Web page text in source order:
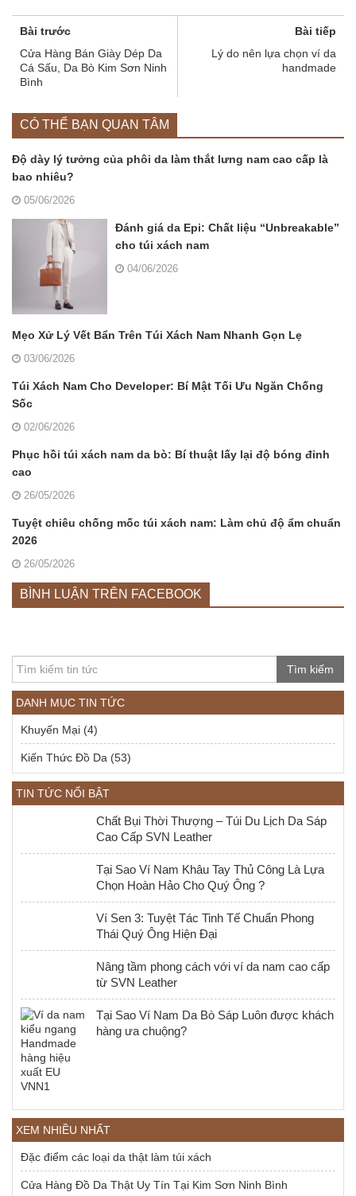
Bài trước
Cửa Hàng Bán Giày Dép Da
Cá Sấu, Da Bò Kim Sơn Ninh
Bình
Bài tiếp
Lý do nên lựa chọn ví da
handmade
CÓ THỂ BẠN QUAN TÂM
Độ dày lý tưởng của phôi da làm thắt lưng nam cao cấp là
bao nhiêu?
05/06/2026
Đánh giá da Epi: Chất liệu “Unbreakable”
cho túi xách nam
04/06/2026
Mẹo Xử Lý Vết Bẩn Trên Túi Xách Nam Nhanh Gọn Lẹ
03/06/2026
Túi Xách Nam Cho Developer: Bí Mật Tối Ưu Ngăn Chống
Sốc
02/06/2026
Phục hồi túi xách nam da bò: Bí thuật lấy lại độ bóng đỉnh
cao
26/05/2026
Tuyệt chiêu chống mốc túi xách nam: Làm chủ độ ẩm chuẩn
2026
26/05/2026
BÌNH LUẬN TRÊN FACEBOOK
Tìm kiếm
DANH MỤC TIN TỨC
Khuyến Mại (4)
Kiến Thức Đồ Da (53)
TIN TỨC NỔI BẬT
Chất Bụi Thời Thượng – Túi Du Lịch Da Sáp
Cao Cấp SVN Leather
Tại Sao Ví Nam Khâu Tay Thủ Công Là Lựa
Chọn Hoàn Hảo Cho Quý Ông ?
Ví Sen 3: Tuyệt Tác Tinh Tế Chuẩn Phong
Thái Quý Ông Hiện Đại
Nâng tầm phong cách với ví da nam cao cấp
từ SVN Leather
Tại Sao Ví Nam Da Bò Sáp Luôn được khách
hàng ưa chuộng?
XEM NHIỀU NHẤT
Đặc điểm các loại da thật làm túi xách
Cửa Hàng Đồ Da Thật Uy Tín Tại Kim Sơn Ninh Bình